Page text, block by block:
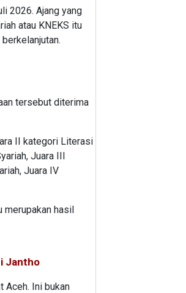
2026. Ajang yang
atau KNEKS itu
tersebut diterima
II kategori Literasi
Juara III
Juara IV
merupakan hasil
Jantho
Aceh. Ini bukan